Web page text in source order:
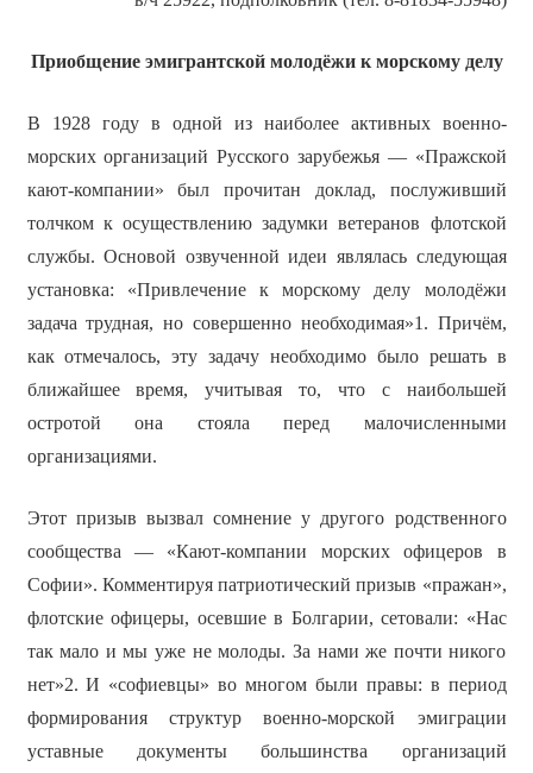
Приобщение эмигрантской молодёжи к морскому делу
В 1928 году в одной из наиболее активных военно-
морских организаций Русского зарубежья — «Пражской
кают-компании» был прочитан доклад, послуживший
толчком к осуществлению задумки ветеранов флотской
службы. Основой озвученной идеи являлась следующая
установка: «Привлечение к морскому делу молодёжи
задача трудная, но совершенно необходимая»1. Причём,
как отмечалось, эту задачу необходимо было решать в
ближайшее время, учитывая то, что с наибольшей
остротой она стояла перед малочисленными
организациями.
Этот призыв вызвал сомнение у другого родственного
сообщества — «Кают-компании морских офицеров в
Софии». Комментируя патриотический призыв «пражан»,
флотские офицеры, осевшие в Болгарии, сетовали: «Нас
так мало и мы уже не молоды. За нами же почти никого
нет»2. И «софиевцы» во многом были правы: в период
формирования структур военно-морской эмиграции
уставные документы большинства организаций